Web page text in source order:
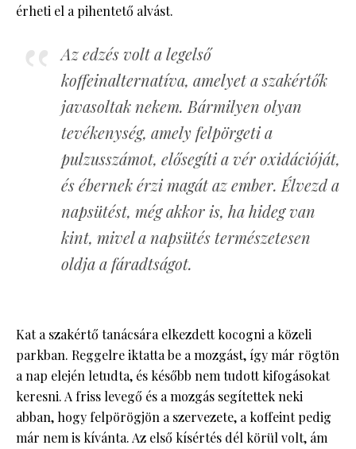
érheti el a pihentető alvást.
Az edzés volt a legelső
koffeinalternatíva, amelyet a szakértők
javasoltak nekem. Bármilyen olyan
tevékenység, amely felpörgeti a
pulzusszámot, elősegíti a vér oxidációját,
és ébernek érzi magát az ember. Élvezd a
napsütést, még akkor is, ha hideg van
kint, mivel a napsütés természetesen
oldja a fáradtságot.
Kat a szakértő tanácsára elkezdett kocogni a közeli
parkban. Reggelre iktatta be a mozgást, így már rögtön
a nap elején letudta, és később nem tudott kifogásokat
keresni. A friss levegő és a mozgás segítettek neki
abban, hogy felpörögjön a szervezete, a koffeint pedig
már nem is kívánta. Az első kísértés dél körül volt, ám